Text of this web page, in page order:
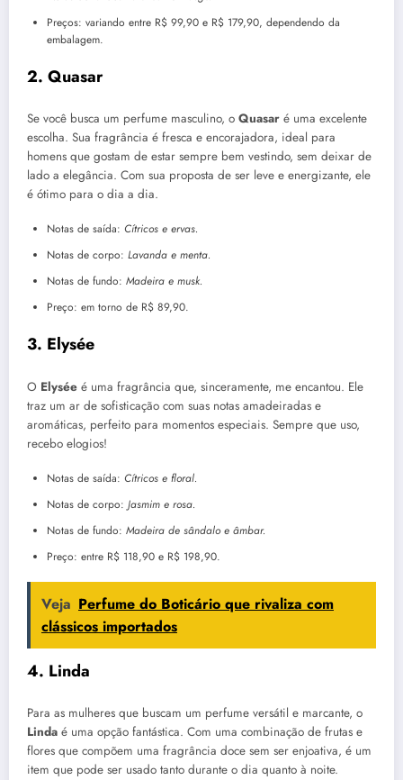
Preços: variando entre R$ 99,90 e R$ 179,90, dependendo da
embalagem.
2. Quasar
Se você busca um perfume masculino, o Quasar é uma excelente
escolha. Sua fragrância é fresca e encorajadora, ideal para
homens que gostam de estar sempre bem vestindo, sem deixar de
lado a elegância. Com sua proposta de ser leve e energizante, ele
é ótimo para o dia a dia.
Notas de saída: Cítricos e ervas.
Notas de corpo: Lavanda e menta.
Notas de fundo: Madeira e musk.
Preço: em torno de R$ 89,90.
3. Elysée
O Elysée é uma fragrância que, sinceramente, me encantou. Ele
traz um ar de sofisticação com suas notas amadeiradas e
aromáticas, perfeito para momentos especiais. Sempre que uso,
recebo elogios!
Notas de saída: Cítricos e floral.
Notas de corpo: Jasmim e rosa.
Notas de fundo: Madeira de sândalo e âmbar.
Preço: entre R$ 118,90 e R$ 198,90.
Veja Perfume do Boticário que rivaliza com
clássicos importados
4. Linda
Para as mulheres que buscam um perfume versátil e marcante, o
Linda é uma opção fantástica. Com uma combinação de frutas e
flores que compõem uma fragrância doce sem ser enjoativa, é um
item que pode ser usado tanto durante o dia quanto à noite.